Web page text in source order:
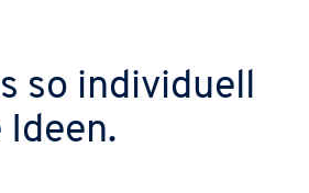
so individuell
Ideen.